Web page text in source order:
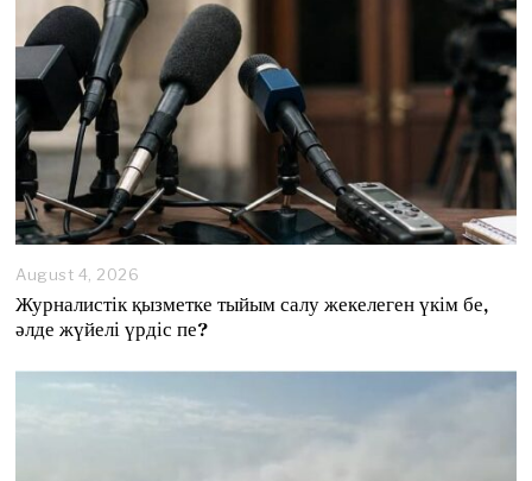
August 4, 2026
g
u
Журналистік қызметке тыйым салу жекелеген үкім бе,
әлде жүйелі үрдіс пе?